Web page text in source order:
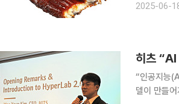
복을 위한
2025-06-
히츠 “AI
“인공지능
델이 만들